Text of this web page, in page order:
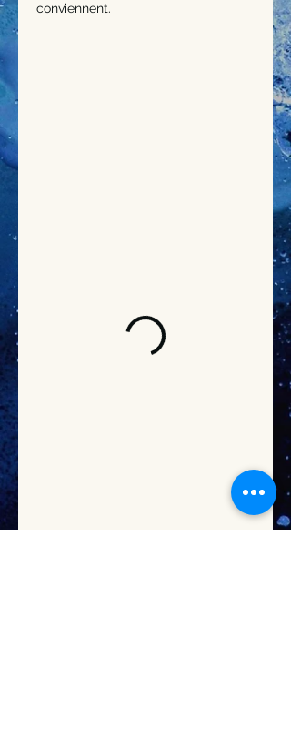
conviennent.